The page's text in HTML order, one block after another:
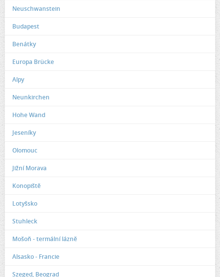
Neuschwanstein
Budapest
Benátky
Europa Brücke
Alpy
Neunkirchen
Hohe Wand
Jeseníky
Olomouc
Jižní Morava
Konopiště
Lotyšsko
Stuhleck
Mošoň - termální lázně
Alsasko - Francie
Szeged, Beograd